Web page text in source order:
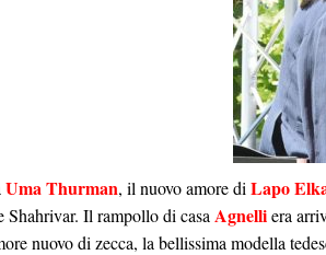
Uma Thurman, il nuovo amore di Lapo
Shahrivar. Il rampollo di casa Agnelliera
nuovo di zecca, la bellissima modella